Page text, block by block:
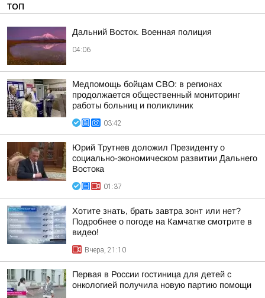
ТОП
Дальний Восток. Военная полиция
04:06
Медпомощь бойцам СВО: в регионах
продолжается общественный мониторинг
работы больниц и поликлиник
03:42
Юрий Трутнев доложил Президенту о
социально-экономическом развитии Дальнего
Востока
01:37
Хотите знать, брать завтра зонт или нет?
Подробнее о погоде на Камчатке смотрите в
видео!
Вчера, 21:10
Первая в России гостиница для детей с
онкологией получила новую партию помощи